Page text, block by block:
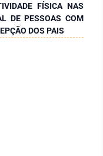
FÍSICA NAS
DE PESSOAS COM
DOS PAIS